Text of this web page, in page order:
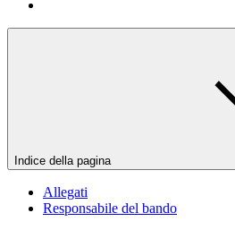
Indice della pagina
Allegati
Responsabile del bando